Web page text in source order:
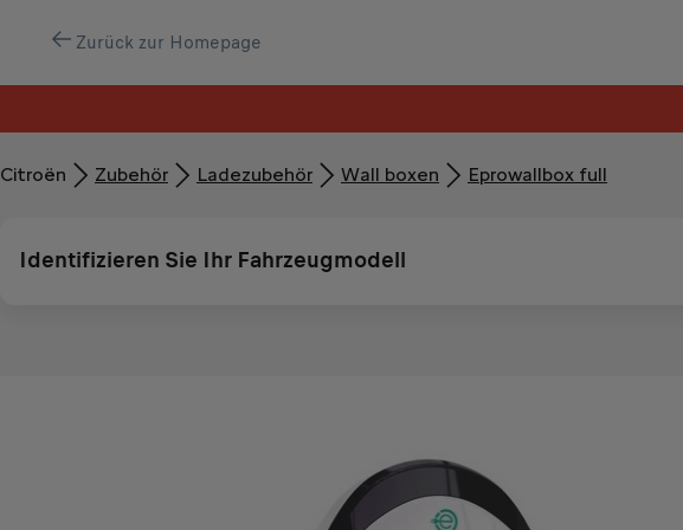
Zurück zur Homepage
Citroën Zubehör​ Ladezubehör Wall boxen Eprowallbox full
Identifizieren Sie Ihr Fahrzeugmodell